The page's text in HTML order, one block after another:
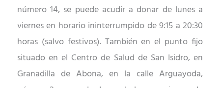
número 14, se puede acudir a donar de lunes a
viernes en horario ininterrumpido de 9:15 a 20:30
horas (salvo festivos). También en el punto fijo
situado en el Centro de Salud de San Isidro, en
Granadilla de Abona, en la calle Arguayoda,